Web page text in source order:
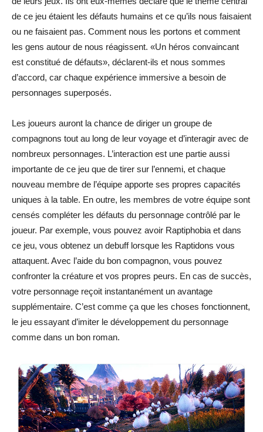
de ce jeu étaient les défauts humains et ce qu’ils nous faisaient
ou ne faisaient pas. Comment nous les portons et comment
les gens autour de nous réagissent. «Un héros convaincant
est constitué de défauts», déclarent-ils et nous sommes
d’accord, car chaque expérience immersive a besoin de
personnages superposés.
Les joueurs auront la chance de diriger un groupe de
compagnons tout au long de leur voyage et d’interagir avec de
nombreux personnages. L’interaction est une partie aussi
importante de ce jeu que de tirer sur l’ennemi, et chaque
nouveau membre de l’équipe apporte ses propres capacités
uniques à la table. En outre, les membres de votre équipe sont
censés compléter les défauts du personnage contrôlé par le
joueur. Par exemple, vous pouvez avoir Raptiphobia et dans
ce jeu, vous obtenez un debuff lorsque les Raptidons vous
attaquent. Avec l’aide du bon compagnon, vous pouvez
confronter la créature et vos propres peurs. En cas de succès,
votre personnage reçoit instantanément un avantage
supplémentaire. C’est comme ça que les choses fonctionnent,
le jeu essayant d’imiter le développement du personnage
comme dans un bon roman.